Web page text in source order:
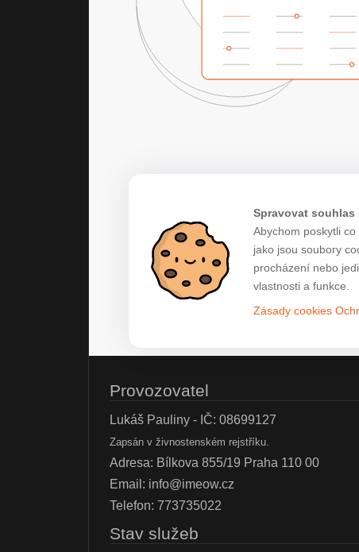
Spravovat souhlas
Abychom poskytli
jako jsou soubory
procházení nebo
vlastnosti a funkce.
Zásady cookies
Provozovatel
Lukáš Pauliny - IČ: 08699127
Zapsán v živnostenském rejstříku.
Adresa: Bílkova 855/19 Praha 110 00
Email: info@imeow.cz
Telefon: 773735022
Stav služeb